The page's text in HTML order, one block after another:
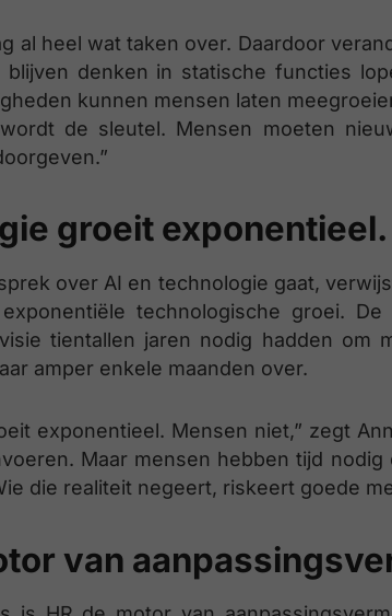
al heel wat taken over. Daardoor
blijven denken in statische functies
kunnen mensen laten
wordt de sleutel. Mensen moeten
groeit
over AI en technologie gaat,
technologische groei.
tientallen jaren nodig hadden om
amper enkele maanden over.
exponentieel. Mensen niet,” zegt
Maar mensen hebben tijd
die realiteit negeert, riskeert goede
van